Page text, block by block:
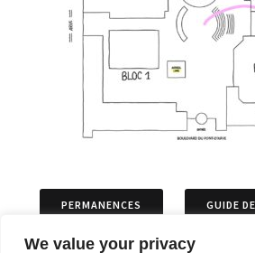
We value your privacy
PERMANENCES GUIDE